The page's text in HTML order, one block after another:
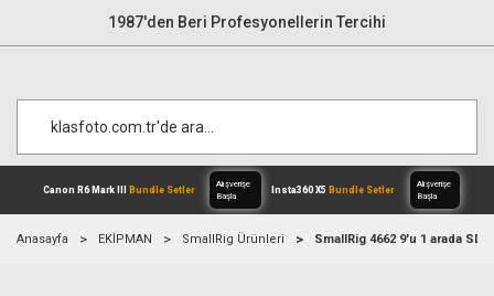
1987'den Beri Profesyonellerin Tercihi
Anasayfa EKİPMAN SmallRig Ürünleri SmallRig 4662 9'u 1 arada